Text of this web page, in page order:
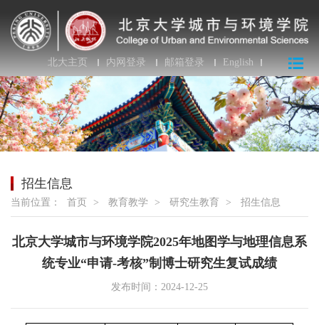
北大主页 内网登录 邮箱登录 English
招生信息
当前位置： 首页 > 教育教学 > 研究生教育 > 招生信息
北京大学城市与环境学院2025年地图学与地理信息系
统专业“申请-考核”制博士研究生复试成绩
发布时间：2024-12-25